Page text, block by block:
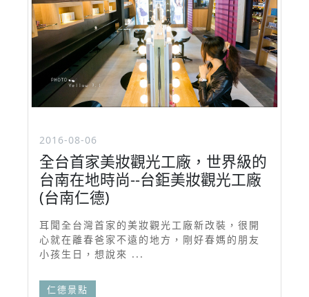
2016-08-06
全台首家美妝觀光工廠，世界級的
台南在地時尚--台鉅美妝觀光工廠
(台南仁德)
耳聞全台灣首家的美妝觀光工廠新改裝，很開
心就在離春爸家不遠的地方，剛好春媽的朋友
小孩生日，想說來 ...
仁德景點